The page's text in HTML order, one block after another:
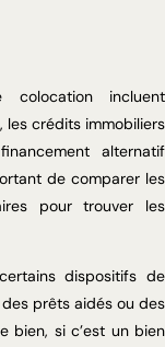
incluent
les crédits immobiliers
alternatif
de comparer les
pour trouver les
dispositifs de
prêts aidés ou des
bien, si c’est un bien